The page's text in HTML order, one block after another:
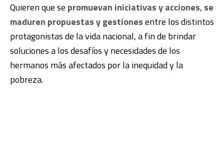
Quieren que se promuevan iniciativas y acciones, se
maduren propuestas y gestionesentre los distintos
protagonistas de la vida nacional, a fin de brindar
soluciones a los desafíos y necesidades de los
hermanos más afectados por la inequidad y la
pobreza.